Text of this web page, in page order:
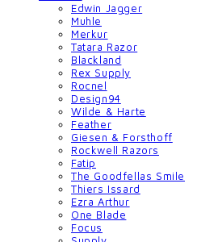
Edwin Jagger
Muhle
Merkur
Tatara Razor
Blackland
Rex Supply
Rocnel
Design94
Wilde & Harte
Feather
Giesen & Forsthoff
Rockwell Razors
Fatip
The Goodfellas Smile
Thiers Issard
Ezra Arthur
One Blade
Focus